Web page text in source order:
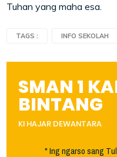
Tuhan yang maha esa.
TAGS : INFO SEKOLAH
SMAN 1
BINTANG
KI HAJAR DEWANTARA
" Ing ngarso sang